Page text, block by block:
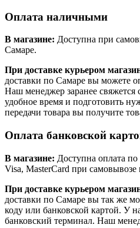
Оплата наличными
В магазине: Доступна при
Самаре.
При доставке курьером
доставки по Самаре вы можете
Наш менеджер заранее свяжется
удобное время и подготовить
передачи товара вы получите
Оплата банковской
В магазине: Доступна оплата
Visa, MasterCard при самовывозе
При доставке курьером
доставки по Самаре вы так же
коду или банковской картой. У
банковский терминал. Наш